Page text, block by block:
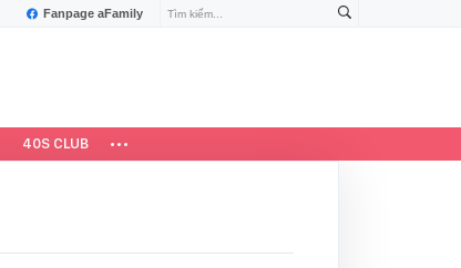
Fanpage aFamily
40S CLUB